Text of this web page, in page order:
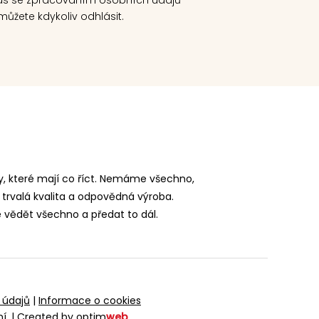
kdykoliv odhlásit.
které mají co říct. Nemáme všechno,
kvalita a odpovědná výroba.
všechno a předat to dál.
| Informace o cookies